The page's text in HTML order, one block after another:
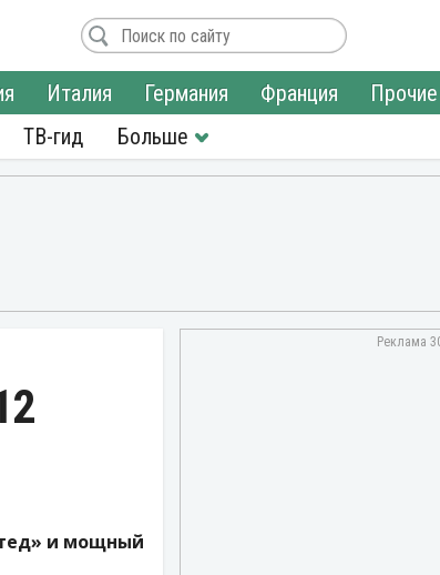
Италия Германия Франция
Прочие
ТВ-гид
и мощный